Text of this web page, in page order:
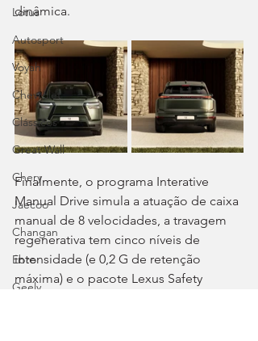
Lotus
Autosport
Voyah
Chevrolet
Clássicos
Great Wall
Chery
Jaecoo
Changan
Ebro
Geely
dinâmica.
Finalmente, o programa Interative
Manual Drive simula a atuação de caixa
manual de 8 velocidades, a travagem
regenerativa tem cinco níveis de
intensidade (e 0,2 G de retenção
máxima) e o pacote Lexus Safety